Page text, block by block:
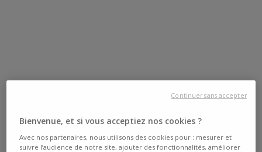
Bienvenue, et si vous acceptiez nos cookies ?
Avec nos partenaires, nous utilisons des cookies pour : mesurer et
suivre l’audience de notre site, ajouter des fonctionnalités, améliorer
Continuer sans accepter